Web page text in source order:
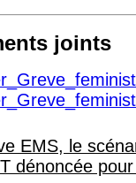
joints
EMS, le
dénoncée